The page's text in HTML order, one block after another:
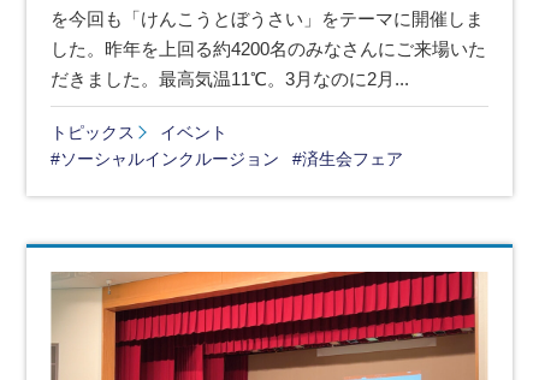
を今回も「けんこうとぼうさい」をテーマに開催しま
した。昨年を上回る約4200名のみなさんにご来場いた
だきました。最高気温11℃。3月なのに2月...
トピックス
イベント
#ソーシャルインクルージョン
#済生会フェア